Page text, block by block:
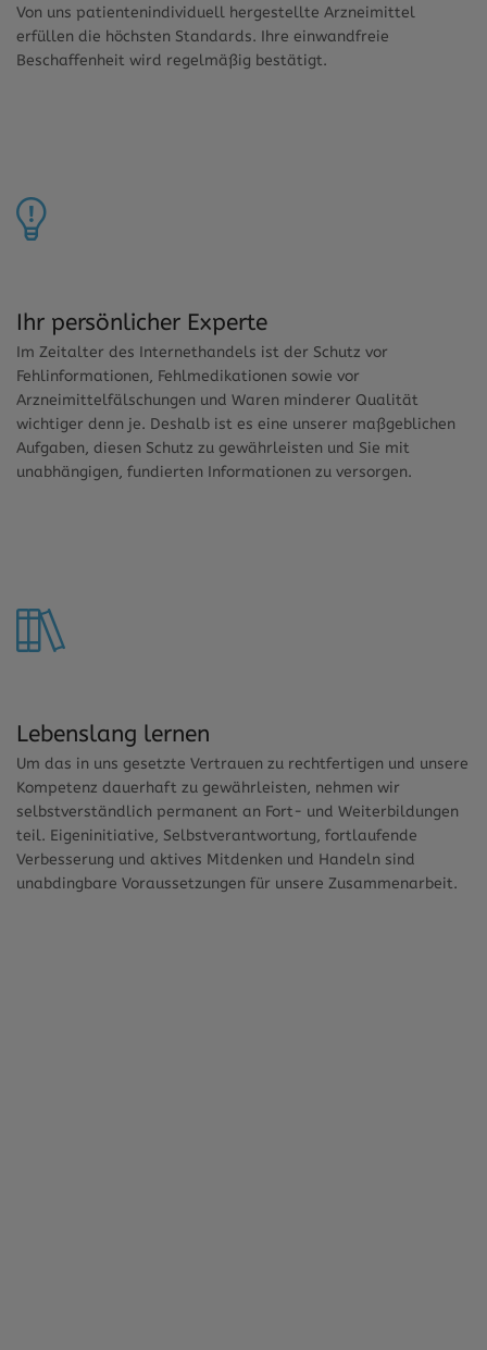
Von uns patientenindividuell hergestellte Arzneimittel
erfüllen die höchsten Standards. Ihre einwandfreie
Beschaffenheit wird regelmäßig bestätigt.
Ihr persönlicher Experte
Im Zeitalter des Internethandels ist der Schutz vor
Fehlinformationen, Fehlmedikationen sowie vor
Arzneimittelfälschungen und Waren minderer Qualität
wichtiger denn je. Deshalb ist es eine unserer maßgeblichen
Aufgaben, diesen Schutz zu gewährleisten und Sie mit
unabhängigen, fundierten Informationen zu versorgen.
Lebenslang lernen
Um das in uns gesetzte Vertrauen zu rechtfertigen und unsere
Kompetenz dauerhaft zu gewährleisten, nehmen wir
selbstverständlich permanent an Fort- und Weiterbildungen
teil. Eigeninitiative, Selbstverantwortung, fortlaufende
Verbesserung und aktives Mitdenken und Handeln sind
unabdingbare Voraussetzungen für unsere Zusammenarbeit.